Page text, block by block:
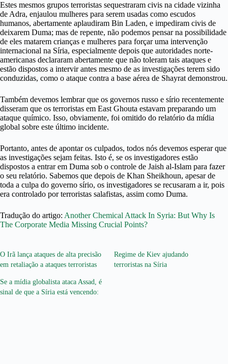
Estes mesmos grupos terroristas sequestraram civis na cidade vizinha
de Adra, enjaulou mulheres para serem usadas como escudos
humanos, abertamente aplaudiram Bin Laden, e impediram civis de
deixarem Duma; mas de repente, não podemos pensar na possibilidade
de eles matarem crianças e mulheres para forçar uma intervenção
internacional na Síria, especialmente depois que autoridades norte-
americanas declararam abertamente que não toleram tais ataques e
estão dispostos a intervir antes mesmo de as investigações terem sido
conduzidas, como o ataque contra a base aérea de Shayrat demonstrou.
Também devemos lembrar que os governos russo e sírio recentemente
disseram que os terroristas em East Ghouta estavam preparando um
ataque químico. Isso, obviamente, foi omitido do relatório da mídia
global sobre este último incidente.
Portanto, antes de apontar os culpados, todos nós devemos esperar que
as investigações sejam feitas. Isto é, se os investigadores estão
dispostos a entrar em Duma sob o controle de Jaish al-Islam para fazer
o seu relatório. Sabemos que depois de Khan Sheikhoun, apesar de
toda a culpa do governo sírio, os investigadores se recusaram a ir, pois
era controlado por terroristas salafistas, assim como Duma.
Tradução do artigo: Another Chemical Attack In Syria: But Why Is
The Corporate Media Missing Crucial Points?
O Irã lança ataques de alta precisão
em retaliação a ataques terroristas
Regime de Kiev ajudando
terroristas na Síria
Se a mídia globalista ataca Assad, é
sinal de que a Síria está vencendo: